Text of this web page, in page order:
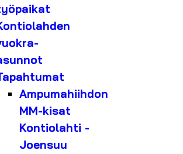
Ampumahiihdon
MM-kisat
Kontiolahti -
Joensuu